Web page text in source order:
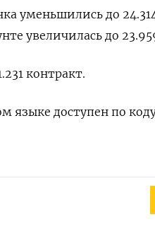
уменьшились до
увеличилась до
контракт.
языке доступен по